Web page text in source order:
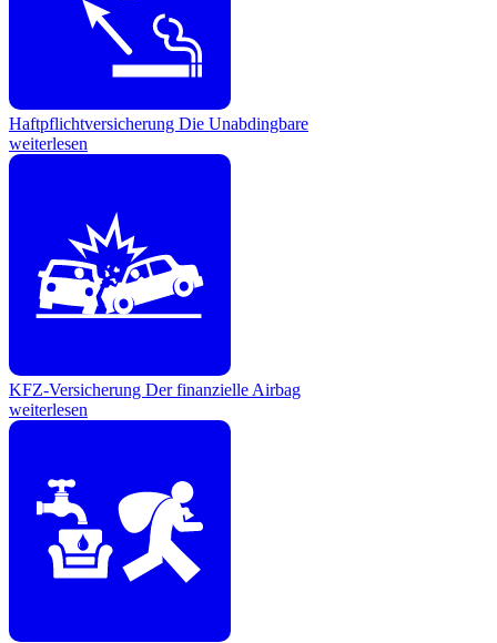
Haftpflichtversicherung Die Unabdingbare
weiterlesen
KFZ-Versicherung Der finanzielle Airbag
weiterlesen